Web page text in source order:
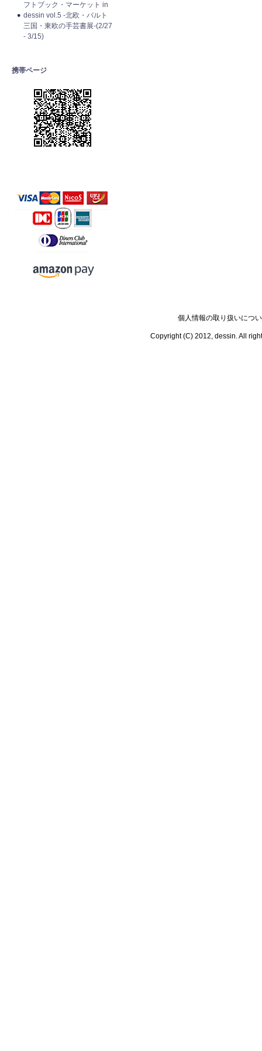
フトブック・マーケット in
dessin vol.5 -北欧・バルト
三国・東欧の手芸書展-(2/27
- 3/15)
携帯ページ
個人情報の取り扱いにつ
Copyright (C) 2012, dessin. All